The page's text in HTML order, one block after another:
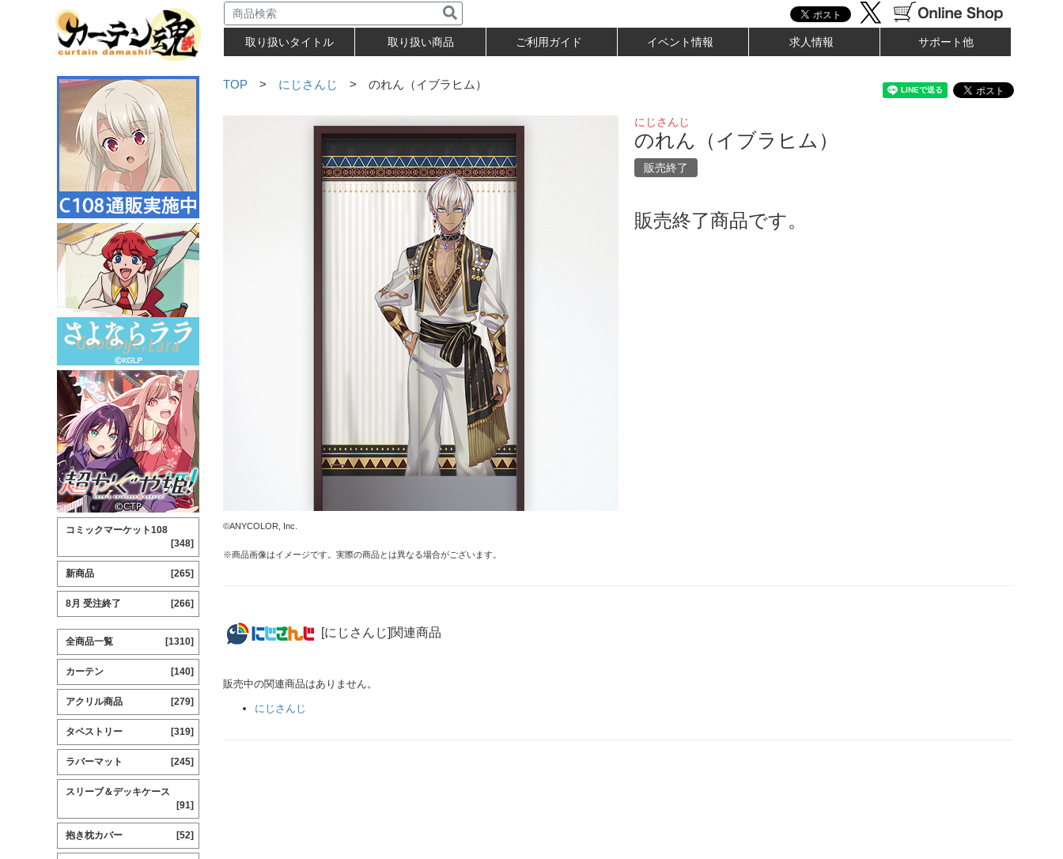
取り扱いタイトル 取り扱い商品 ご利用ガイド イベント情報 求人情報 サポート他
TOP > にじさんじ > のれん（イブラヒム）
©ANYCOLOR, Inc.
※商品画像はイメージです。実際の商品とは異なる場合がございます。
にじさんじ
のれん（イブラヒム）
販売終了
販売終了商品です。
[にじさんじ]関連商品
販売中の関連商品はありません。
にじさんじ
コミックマーケット108
[348]
新商品 [265]
8月 受注終了 [266]
全商品一覧 [1310]
カーテン [140]
アクリル商品 [279]
タペストリー [319]
ラバーマット [245]
スリーブ＆デッキケース
[91]
抱き枕カバー [52]